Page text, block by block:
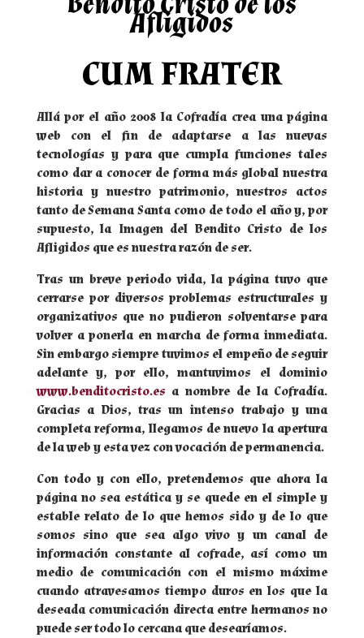
Afligidos
CUM FRATER
Allá por el año 2008 la Cofradía crea una página
web con el fin de adaptarse a las nuevas
tecnologías y para que cumpla funciones tales
como dar a conocer de forma más global nuestra
historia y nuestro patrimonio, nuestros actos
tanto de Semana Santa como de todo el año y, por
supuesto, la Imagen del Bendito Cristo de los
Afligidos que es nuestra razón de ser.
Tras un breve periodo vida, la página tuvo que
cerrarse por diversos problemas estructurales y
organizativos que no pudieron solventarse para
volver a ponerla en marcha de forma inmediata.
Sin embargo siempre tuvimos el empeño de seguir
adelante y, por ello, mantuvimos el dominio
www.benditocristo.esa nombre de la Cofradía.
Gracias a Dios, tras un intenso trabajo y una
completa reforma, llegamos de nuevo la apertura
de la web y esta vez con vocación de permanencia.
Con todo y con ello, pretendemos que ahora la
página no sea estática y se quede en el simple y
estable relato de lo que hemos sido y de lo que
somos sino que sea algo vivo y un canal de
información constante al cofrade, así como un
medio de comunicación con el mismo máxime
cuando atravesamos tiempo duros en los que la
deseada comunicación directa entre hermanos no
puede ser todo lo cercana que desearíamos.